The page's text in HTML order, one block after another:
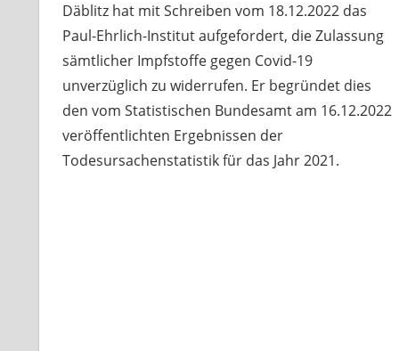
Däblitz hat mit Schreiben vom 18.12.2022 das
Paul-Ehrlich-Institut aufgefordert, die Zulassung
sämtlicher Impfstoffe gegen Covid-19
unverzüglich zu widerrufen. Er begründet dies
den vom Statistischen Bundesamt am 16.12.2022
veröffentlichten Ergebnissen der
Todesursachenstatistik für das Jahr 2021.